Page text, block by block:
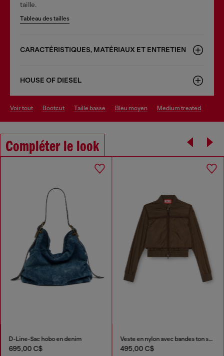
taille.
Tableau des tailles
CARACTÉRISTIQUES, MATÉRIAUX ET ENTRETIEN
HOUSE OF DIESEL
voir tout bootcut taille basse bleu moyen medium treated
Compléter le look
D-Line-Sac hobo en denim
695,00 C$
Veste en nylon avec bandes ton sur ton
495,00 C$